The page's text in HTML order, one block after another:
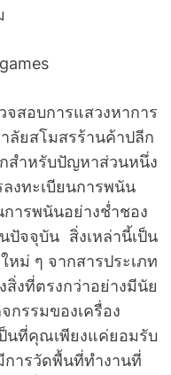
จสอบการแสวงหาการ
ลัยสโมสรร้านค้าปลีก
สำหรับปัญหาส่วนหนึ่ง
งทะเบียนการพนัน
ารพนันอย่างช่ำชอง
ปัจจุบัน สิ่งเหล่านี้เป็น
หม่ ๆ จากสารประเภท
ที่ตรงกว่าอย่างมีนัย
กรรมของเครื่อง
นที่คุณเพียงแค่ยอมรับ
การวัดพื้นที่ทำงานที่